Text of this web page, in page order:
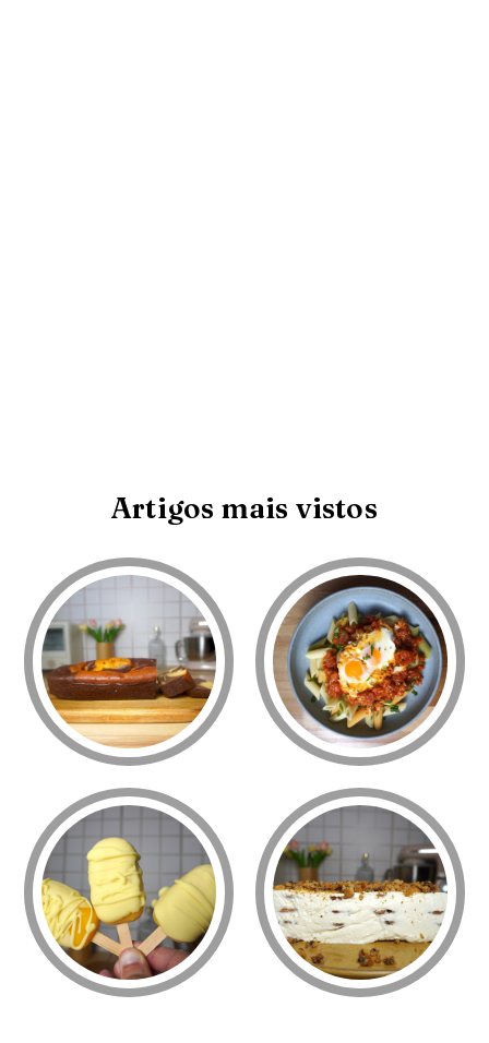
Artigos mais vistos